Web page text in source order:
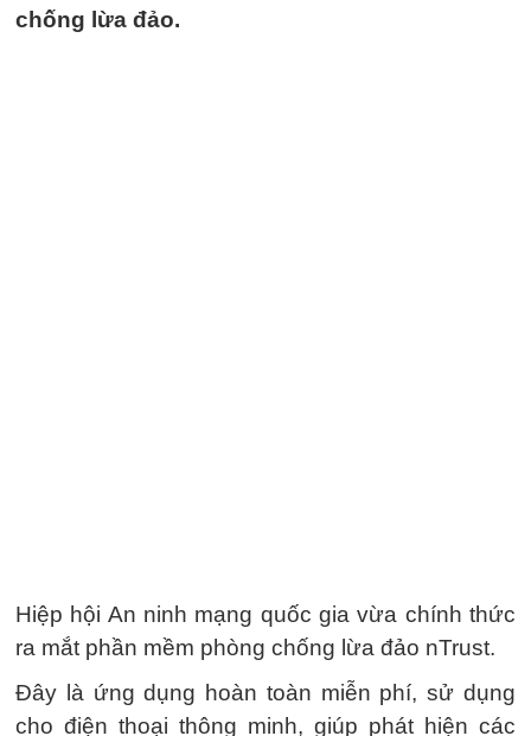
chống lừa đảo.
Hiệp hội An ninh mạng quốc gia vừa chính thức
ra mắt phần mềm phòng chống lừa đảo nTrust.
Đây là ứng dụng hoàn toàn miễn phí, sử dụng
cho điện thoại thông minh, giúp phát hiện các